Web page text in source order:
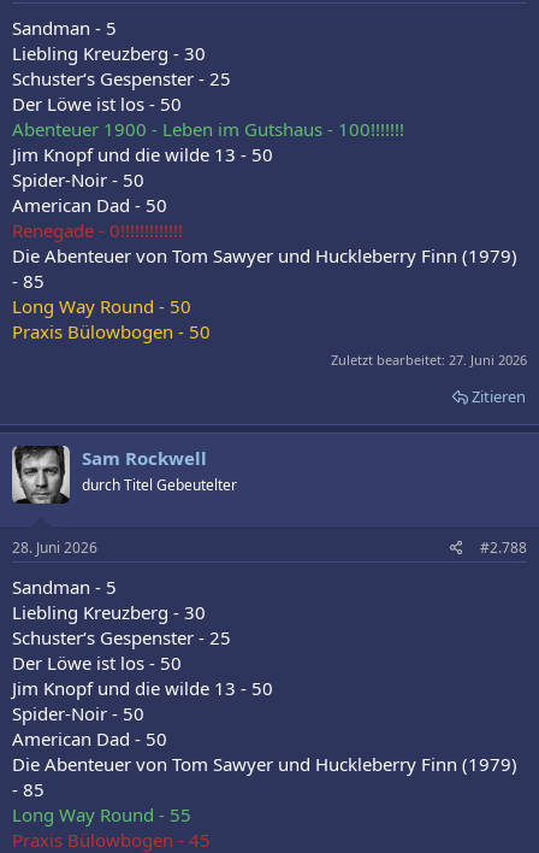
Sandman - 5
Liebling Kreuzberg - 30
Schuster‘s Gespenster - 25
Der Löwe ist los - 50
Abenteuer 1900 - Leben im Gutshaus - 100!!!!!!!
Jim Knopf und die wilde 13 - 50
Spider-Noir - 50
American Dad - 50
Renegade - 0!!!!!!!!!!!!!
Die Abenteuer von Tom Sawyer und Huckleberry Finn (1979)
- 85
Long Way Round - 50
Praxis Bülowbogen - 50
Zuletzt bearbeitet: 27. Juni 2026
Zitieren
Sam Rockwell
durch Titel Gebeutelter
28. Juni 2026 #2.788
Sandman - 5
Liebling Kreuzberg - 30
Schuster‘s Gespenster - 25
Der Löwe ist los - 50
Jim Knopf und die wilde 13 - 50
Spider-Noir - 50
American Dad - 50
Die Abenteuer von Tom Sawyer und Huckleberry Finn (1979)
- 85
Long Way Round - 55
Praxis Bülowbogen - 45